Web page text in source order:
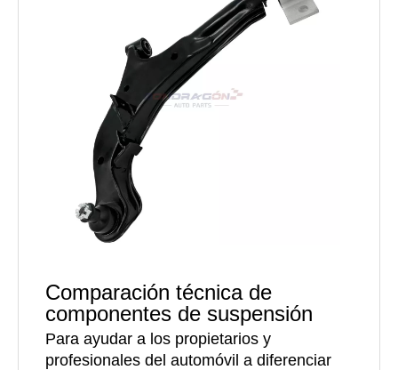
Comparación técnica de
componentes de suspensión
Para ayudar a los propietarios y
profesionales del automóvil a diferenciar